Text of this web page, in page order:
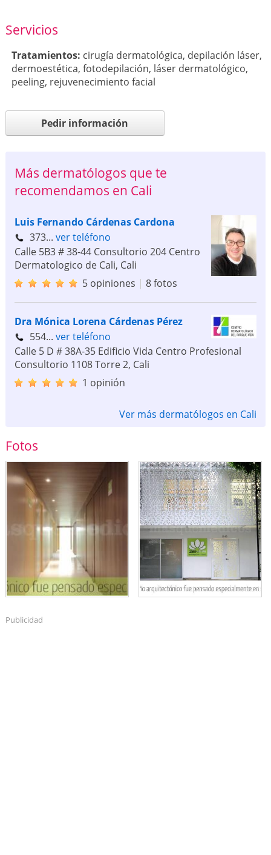
Servicios
Tratamientos: cirugía dermatológica, depilación láser,
dermoestética, fotodepilación, láser dermatológico,
peeling, rejuvenecimiento facial
Pedir información
Más dermatólogos que te
recomendamos en Cali
Luis Fernando Cárdenas Cardona
373... ver teléfono
Calle 5B3 # 38-44 Consultorio 204 Centro
Dermatologico de Cali, Cali
5 opiniones | 8 fotos
Dra Mónica Lorena Cárdenas Pérez
554... ver teléfono
Calle 5 D # 38A-35 Edificio Vida Centro Profesional
Consultorio 1108 Torre 2, Cali
1 opinión
Ver más dermatólogos en Cali
Fotos
Publicidad